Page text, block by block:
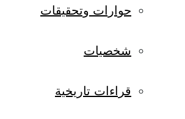
حوارات وتحقيقات
شخصيات
قراءات تاريخية